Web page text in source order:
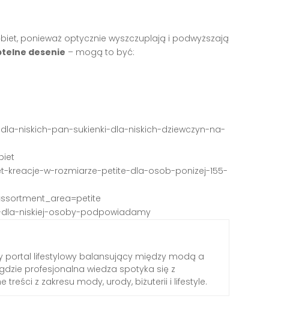
ponieważ optycznie wyszczuplają i podwyższają
desenie – mogą to być:
niskich-pan-sukienki-dla-niskich-dziewczyn-na-
kreacje-w-rozmiarze-petite-dla-osob-ponizej-155-
niskiej-osoby-podpowiadamy
portal lifestylowy balansujący między modą a
profesjonalna wiedza spotyka się z
z zakresu mody, urody, biżuterii i lifestyle.